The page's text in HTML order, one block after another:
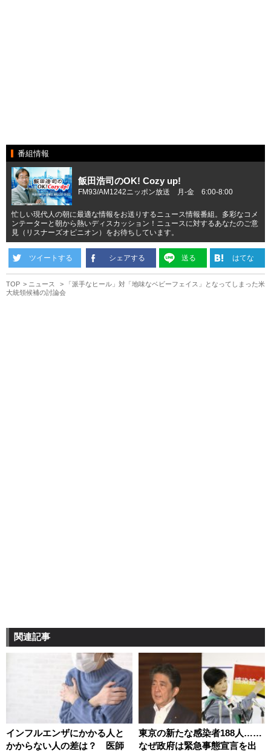
番組情報
飯田浩司のOK! Cozy up!
FM93/AM1242ニッポン放送 月-金 6:00-8:00
忙しい現代人の朝に最適な情報をお送りするニュース情報番組。多彩なコメ
ンテーターと朝から熱いディスカッション！ニュースに対するあなたのご意
見（リスナーズオピニオン）をお待ちしています。
ツイートする シェアする 送る はてな
TOP ニュース
「派手なヒール」対「地味なベビーフェイス」となってしまった米
大統領候補の討論会
関連記事
インフルエンザにかかる人と
かからない人の差は？ 医師
東京の新たな感染者188人……
なぜ政府は緊急事態宣言を出